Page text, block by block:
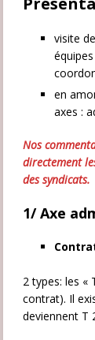
visite
en
axes :
Nos
directement
des syndicats.
1/ Axe
2 types: les «
contrat). Il
deviennent T